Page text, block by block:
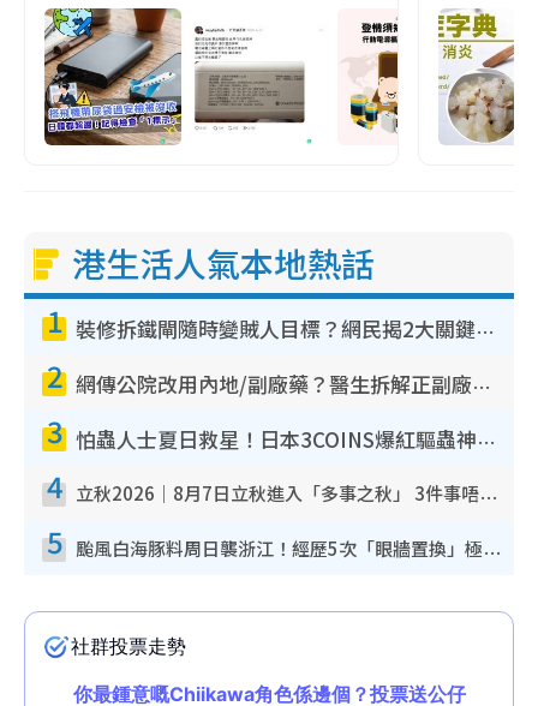
港生活人氣本地熱話
1 裝修拆鐵閘隨時變賊人目標？網民揭2大關鍵用途：裝新式等於白裝？附新舊鐵閘分別
2 網傳公院改用內地/副廠藥？醫生拆解正副廠分別 揭4類人換藥隨時出事
3 怕蟲人士夏日救星！日本3COINS爆紅驅蟲神器$45起 1招「全程免觸碰」輕鬆搞定小強
4 立秋2026｜8月7日立秋進入「多事之秋」 3件事唔做得！專家教6招開運 清枱頭／銀包納氣接好運
5 颱風白海豚料周日襲浙江！經歷5次「眼牆置換」極罕見 成登陸內地最長途颱風